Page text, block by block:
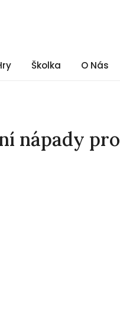
Školka O Nás
nápady pro